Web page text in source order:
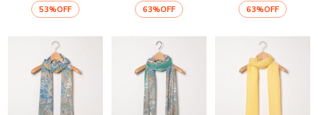
53%OFF 63%OFF 63%OFF